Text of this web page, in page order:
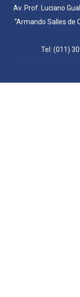
Av. Prof. Luciano
“Armando Salles de
Tel: (011)